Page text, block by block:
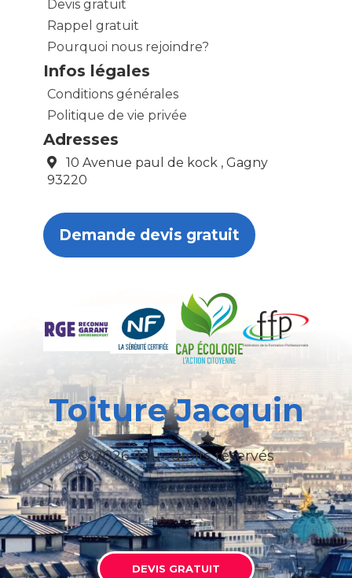
Devis gratuit
Rappel gratuit
Pourquoi nous rejoindre?
Infos légales
Conditions générales
Politique de vie privée
Adresses
10 Avenue paul de kock , Gagny
93220
Demande devis gratuit
Toiture Jacquin
© 2026 Tous droits réservés
DEVIS GRATUIT